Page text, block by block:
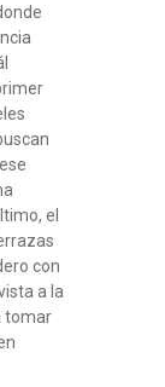
el
con
a la
tomar